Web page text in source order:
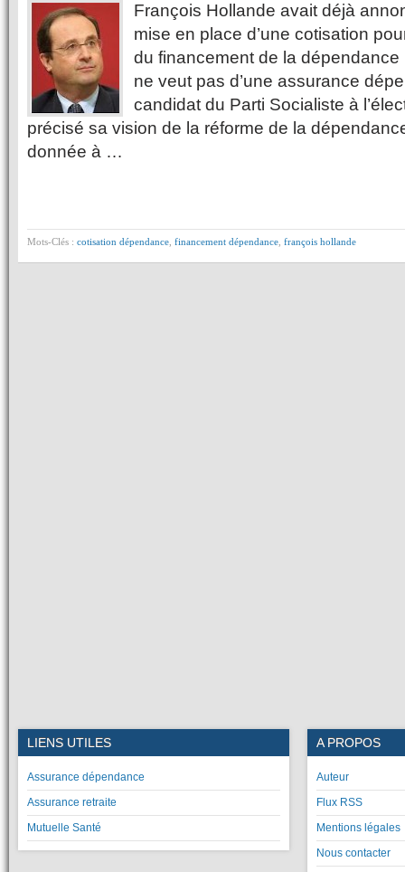
François Hollande avait déjà
mise en place d’une cotisation
du financement de la
ne veut pas d’une assurance
candidat du Parti Socialiste à
précisé sa vision de la réforme de la
donnée à …
Mots-Clés : cotisation dépendance financement dépendance françois hollande
LIENS UTILES
Assurance dépendance
Assurance retraite
Mutuelle Santé
A PROPOS
Auteur
Flux RSS
Mentions légales
Nous contacter